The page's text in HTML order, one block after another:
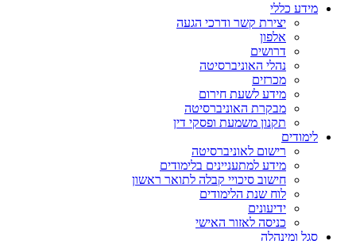
מידע כללי
יצירת קשר ודרכי הגעה
אלפון
דרושים
נהלי האוניברסיטה
מכרזים
מידע לשעת חירום
מבקרת האוניברסיטה
תקנון משמעת ופסקי דין
לימודים
רישום לאוניברסיטה
מידע למתעניינים בלימודים
חישוב סיכויי קבלה לתואר ראשון
לוח שנת הלימודים
ידיעונים
כניסה לאזור האישי
סגל ומינהלה